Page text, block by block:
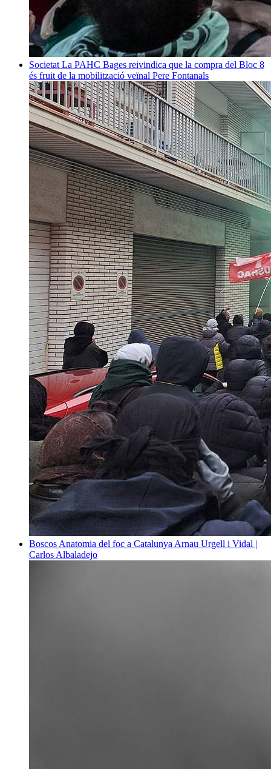
Societat La PAHC Bages reivindica que la compra del Bloc 8
és fruit de la mobilització veïnal Pere Fontanals
Boscos Anatomia del foc a Catalunya Arnau Urgell i Vidal |
Carlos Albaladejo